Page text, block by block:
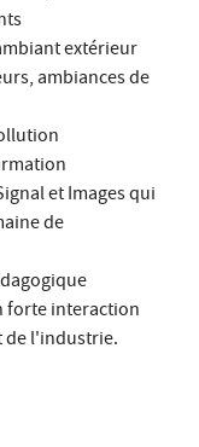
extérieur
ambiances de
et Images qui
de
forte interaction
de l'industrie.